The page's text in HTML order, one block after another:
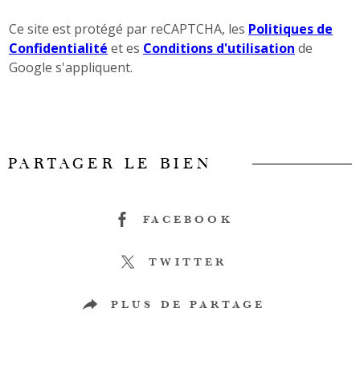
Ce site est protégé par reCAPTCHA, les Politiques de
Confidentialité et es Conditions d'utilisation de
Google s'appliquent.
PARTAGER LE BIEN
FACEBOOK
TWITTER
PLUS DE PARTAGE